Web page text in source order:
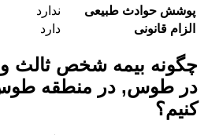
پوشش حوادث طبیعی
ندارد
الزام قانونی
دارد
چگونه بیمه شخص ثالث و
در طوس, در منطقه
کنیم؟